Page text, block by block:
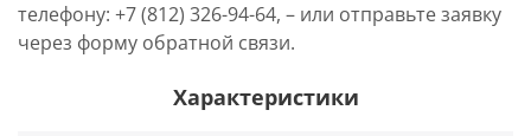
телефону: +7 (812) 326-94-64, – или отправьте заявку
через форму обратной связи.
Характеристики